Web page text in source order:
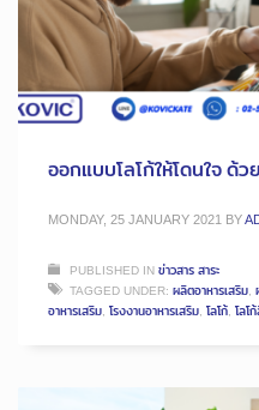
ออกแบบโลโก้ให้โดนใจ ด้ว
MONDAY, 25 JANUARY 2021 BY
PUBLISHED INข่าวสาร สาระ
TAGGED UNDER: ผลิตอาหารเสริม,
อาหารเสริม, โรงงานอาหารเสริม, โลโก้, โลโ